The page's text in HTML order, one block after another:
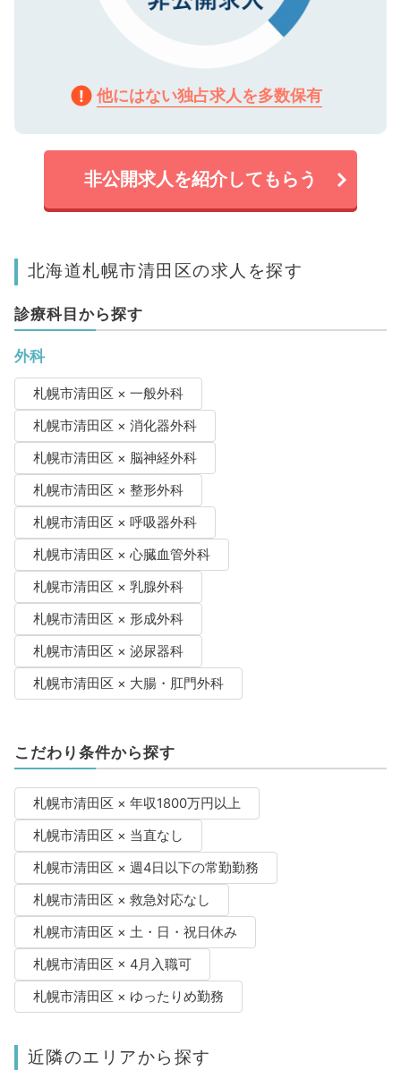
他にはない独占求人を多数保有
非公開求人を紹介してもらう
北海道札幌市清田区の求人を探す
診療科目から探す
外科
札幌市清田区 × 一般外科
札幌市清田区 × 消化器外科
札幌市清田区 × 脳神経外科
札幌市清田区 × 整形外科
札幌市清田区 × 呼吸器外科
札幌市清田区 × 心臓血管外科
札幌市清田区 × 乳腺外科
札幌市清田区 × 形成外科
札幌市清田区 × 泌尿器科
札幌市清田区 × 大腸・肛門外科
こだわり条件から探す
札幌市清田区 × 年収1800万円以上
札幌市清田区 × 当直なし
札幌市清田区 × 週4日以下の常勤勤務
札幌市清田区 × 救急対応なし
札幌市清田区 × 土・日・祝日休み
札幌市清田区 × 4月入職可
札幌市清田区 × ゆったりめ勤務
近隣のエリアから探す